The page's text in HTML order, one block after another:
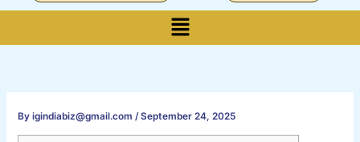
Menu
Byigindiabiz@gmail.com /September 24, 2025